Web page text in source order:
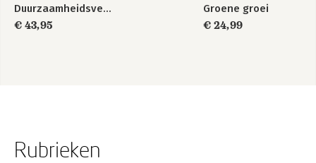
Duurzaamheidsverslaggeving
€ 43,95
Groene groei
€ 24,99
Rubrieken